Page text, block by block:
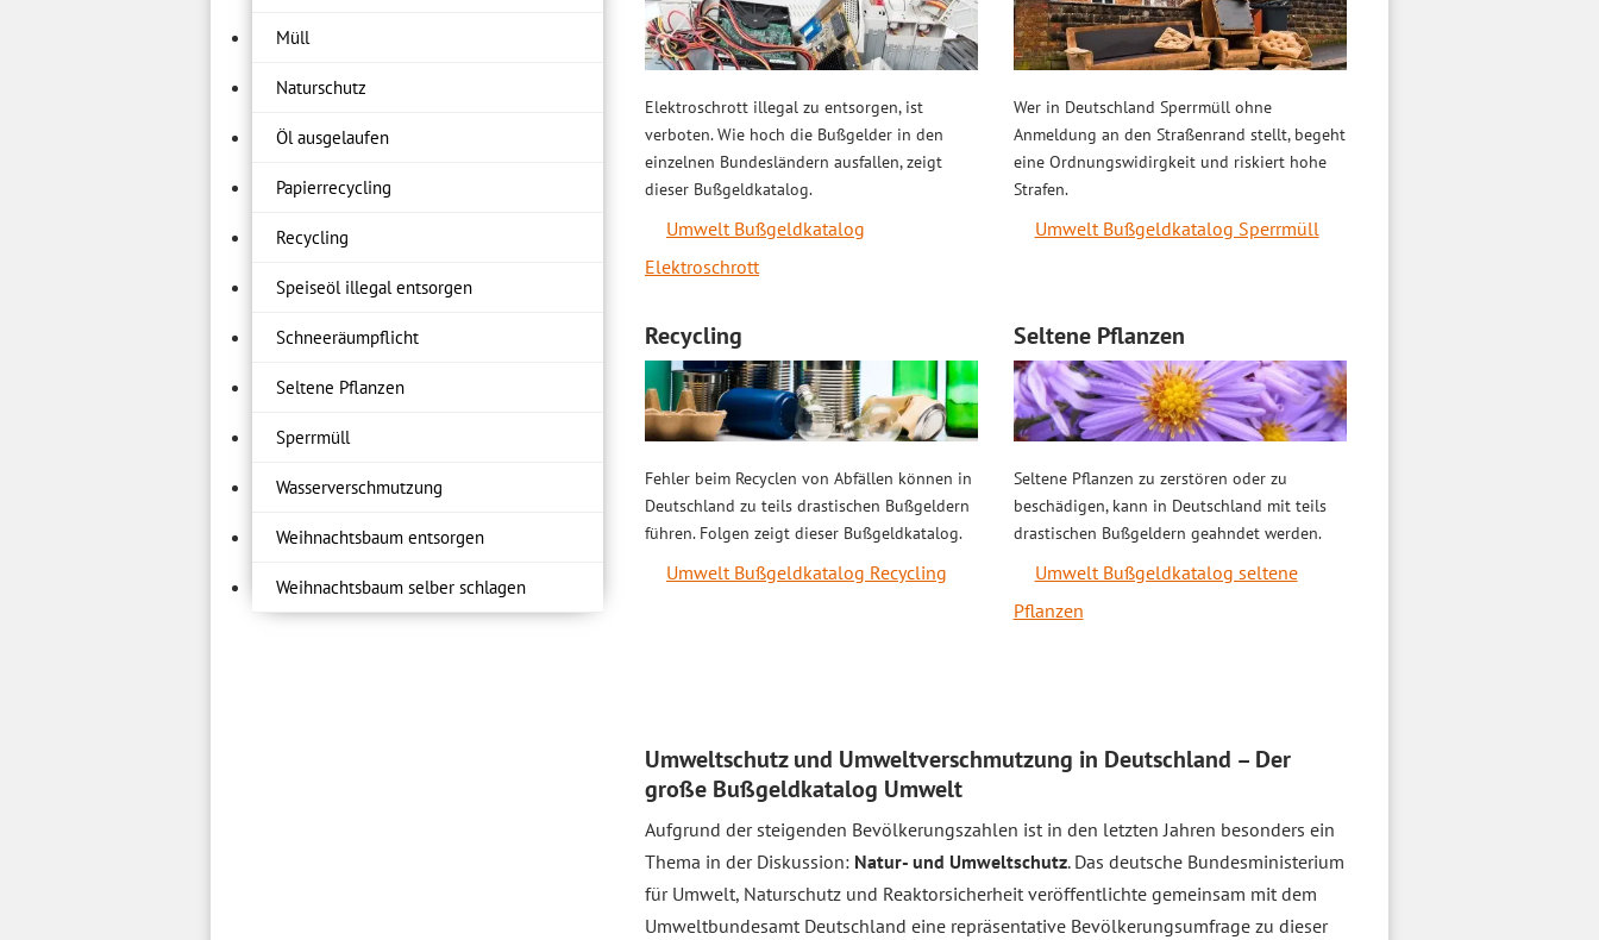
Müll
Naturschutz
Öl ausgelaufen
Papierrecycling
Recycling
Speiseöl illegal entsorgen
Schneeräumpflicht
Seltene Pflanzen
Sperrmüll
Wasserverschmutzung
Weihnachtsbaum entsorgen
Weihnachtsbaum selber schlagen
Elektroschrott illegal zu entsorgen, ist
verboten. Wie hoch die Bußgelder in den
einzelnen Bundesländern ausfallen, zeigt
dieser Bußgeldkatalog.
Umwelt Bußgeldkatalog
Elektroschrott
Wer in Deutschland Sperrmüll ohne
Anmeldung an den Straßenrand stellt, begeht
eine Ordnungswidirgkeit und riskiert hohe
Strafen.
Umwelt Bußgeldkatalog Sperrmüll
Recycling
Fehler beim Recyclen von Abfällen können in
Deutschland zu teils drastischen Bußgeldern
führen. Folgen zeigt dieser Bußgeldkatalog.
Umwelt Bußgeldkatalog Recycling
Seltene Pflanzen
Seltene Pflanzen zu zerstören oder zu
beschädigen, kann in Deutschland mit teils
drastischen Bußgeldern geahndet werden.
Umwelt Bußgeldkatalog seltene
Pflanzen
Umweltschutz und Umweltverschmutzung in Deutschland – Der
große Bußgeldkatalog Umwelt
Aufgrund der steigenden Bevölkerungszahlen ist in den letzten Jahren besonders ein
Thema in der Diskussion: Natur- und Umweltschutz. Das deutsche Bundesministerium
für Umwelt, Naturschutz und Reaktorsicherheit veröffentlichte gemeinsam mit dem
Umweltbundesamt Deutschland eine repräsentative Bevölkerungsumfrage zu dieser